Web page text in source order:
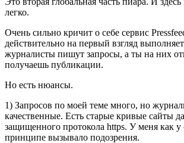
легко.
Очень сильно кричит о себе сервис
действительно на первый взгляд
журналисты пишут запросы, а ты на них
получаешь публикации.
Но есть нюансы.
1) Запросов по моей теме много, но
качественные. Есть старые кривые сайты
защищенного протокола https. У меня как у
принципе вызывало подозрения.